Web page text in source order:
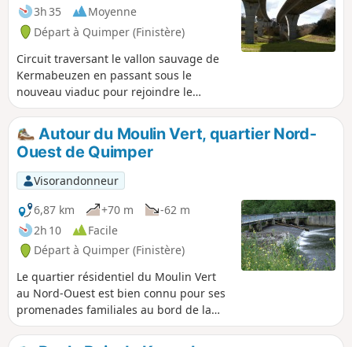
3h 35
Moyenne
Départ à Quimper (Finistère)
Circuit traversant le vallon sauvage de
Kermabeuzen en passant sous le
nouveau viaduc pour rejoindre le
Manoir de Toulgoat.
Autour du Moulin Vert, quartier Nord-
Ouest de Quimper
Visorandonneur
6,87 km
+70 m
-62 m
2h 10
Facile
Départ à Quimper (Finistère)
Le quartier résidentiel du Moulin Vert
au Nord-Ouest est bien connu pour ses
promenades familiales au bord de la
rivière le Stéîr, affluent de l'Odet. Ce
parcours s'en inspire mais part